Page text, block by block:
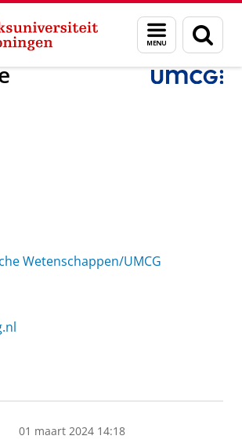
Menu
en
zoeken
A.J. Roete
Wetenschappen/UMCG
01 maart 2024 14:18